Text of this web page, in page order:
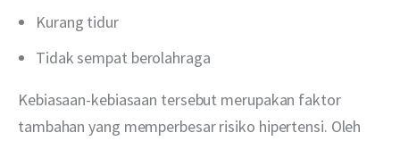
Kurang tidur
Tidak sempat berolahraga
Kebiasaan-kebiasaan tersebut merupakan faktor
tambahan yang memperbesar risiko hipertensi. Oleh